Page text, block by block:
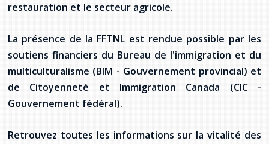
restauration et le secteur agricole.
La présence de la FFTNL est rendue possible par les
soutiens financiers du Bureau de l'immigration et du
multiculturalisme (BIM - Gouvernement provincial) et
de Citoyenneté et Immigration Canada (CIC -
Gouvernement fédéral).
Retrouvez toutes les informations sur la vitalité des